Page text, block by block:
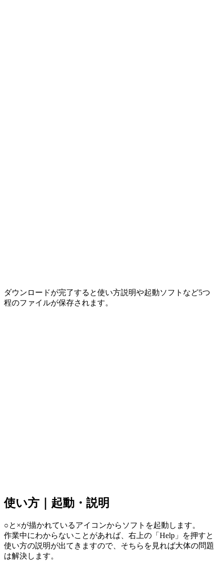
ダウンロードが完了すると使い方説明や起動ソフトなど5つ
程のファイルが保存されます。
使い方｜起動・説明
○と×が描かれているアイコンからソフトを起動します。
作業中にわからないことがあれば、右上の「Help」を押すと
使い方の説明が出てきますので、そちらを見れば大体の問題
は解決します。